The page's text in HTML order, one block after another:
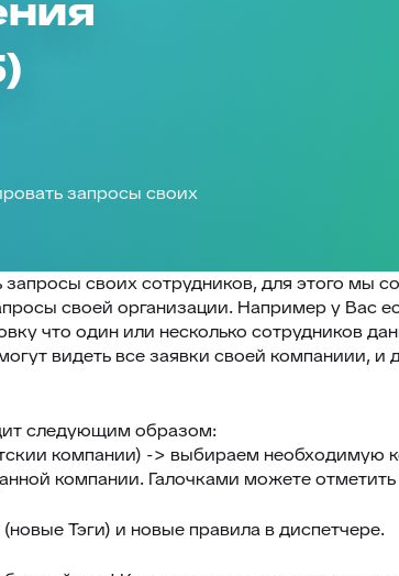
запросы своих
своих сотрудников, для этого мы
своей организации. Например у Вас
что один или несколько сотрудников
видеть все заявки своей компаниии,
следующим образом:
компании) -> выбираем
компании. Галочками можете
Тэги) и новые правила в диспетчере.